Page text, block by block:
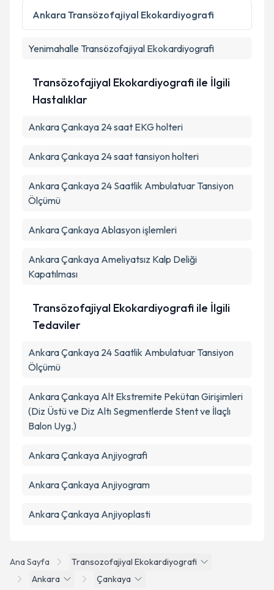
Ana Sayfa
Transozofajiyal Ekokardiyografi
Ankara
Çankaya
Ankara Transözofajiyal Ekokardiyografi
Yenimahalle Transözofajiyal Ekokardiyografi
Transözofajiyal Ekokardiyografi ile İlgili
Hastalıklar
Ankara Çankaya 24 saat EKG holteri
Ankara Çankaya 24 saat tansiyon holteri
Ankara Çankaya 24 Saatlik Ambulatuar Tansiyon
Ölçümü
Ankara Çankaya Ablasyon işlemleri
Ankara Çankaya Ameliyatsız Kalp Deliği
Kapatılması
Transözofajiyal Ekokardiyografi ile İlgili
Tedaviler
Ankara Çankaya 24 Saatlik Ambulatuar Tansiyon
Ölçümü
Ankara Çankaya Alt Ekstremite Pekütan Girişimleri
(Diz Üstü ve Diz Altı Segmentlerde Stent ve İlaçlı
Balon Uyg.)
Ankara Çankaya Anjiyografi
Ankara Çankaya Anjiyogram
Ankara Çankaya Anjiyoplasti